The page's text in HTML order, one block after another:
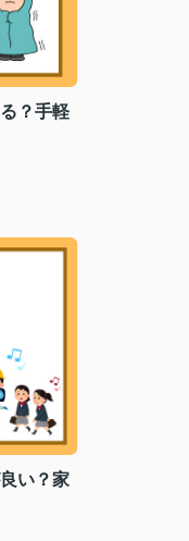
？手軽
い？家